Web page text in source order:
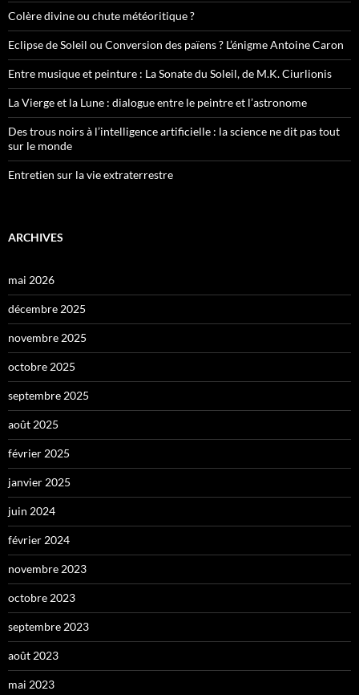
Colère divine ou chute météoritique ?
Eclipse de Soleil ou Conversion des païens ? L’énigme Antoine Caron
Entre musique et peinture : La Sonate du Soleil, de M.K. Ciurlionis
La Vierge et la Lune : dialogue entre le peintre et l’astronome
Des trous noirs à l’intelligence artificielle : la science ne dit pas tout
sur le monde
Entretien sur la vie extraterrestre
ARCHIVES
mai 2026
décembre 2025
novembre 2025
octobre 2025
septembre 2025
août 2025
février 2025
janvier 2025
juin 2024
février 2024
novembre 2023
octobre 2023
septembre 2023
août 2023
mai 2023